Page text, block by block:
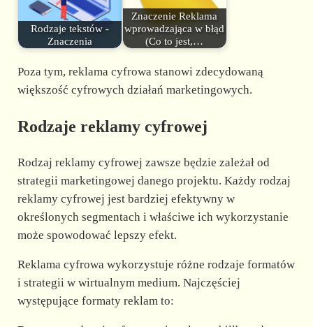
Rodzaje tekstów -
Znaczenia
Znaczenie Reklama
wprowadzająca w błąd
(Co to jest,…
Poza tym, reklama cyfrowa stanowi zdecydowaną
większość cyfrowych działań marketingowych.
Rodzaje reklamy cyfrowej
Rodzaj reklamy cyfrowej zawsze będzie zależał od
strategii marketingowej danego projektu. Każdy rodzaj
reklamy cyfrowej jest bardziej efektywny w
określonych segmentach i właściwe ich wykorzystanie
może spowodować lepszy efekt.
Reklama cyfrowa wykorzystuje różne rodzaje formatów
i strategii w wirtualnym medium. Najczęściej
występujące formaty reklam to: